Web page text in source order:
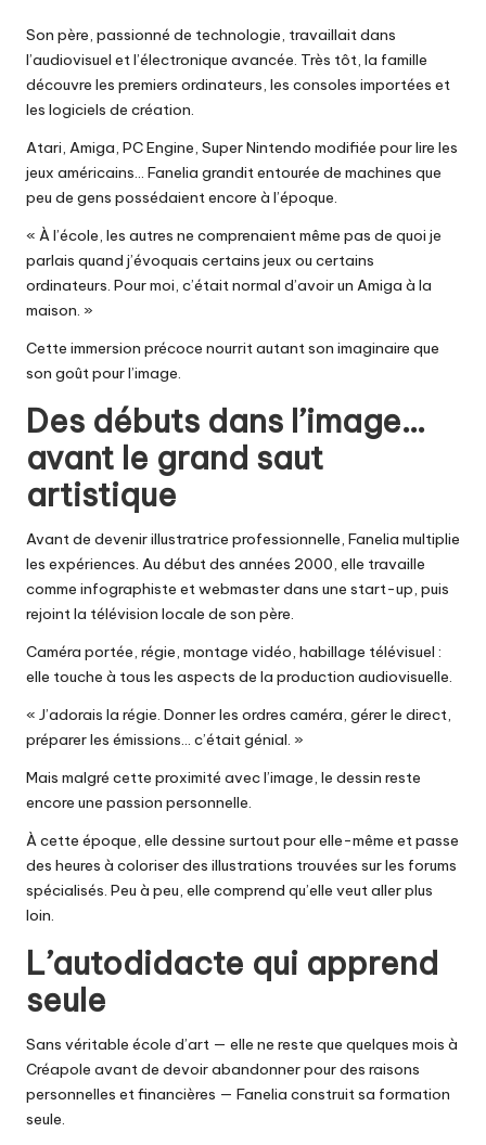
Son père, passionné de technologie, travaillait dans
l’audiovisuel et l’électronique avancée. Très tôt, la famille
découvre les premiers ordinateurs, les consoles importées et
les logiciels de création.
Atari, Amiga, PC Engine, Super Nintendo modifiée pour lire les
jeux américains… Fanelia grandit entourée de machines que
peu de gens possédaient encore à l’époque.
« À l’école, les autres ne comprenaient même pas de quoi je
parlais quand j’évoquais certains jeux ou certains
ordinateurs. Pour moi, c’était normal d’avoir un Amiga à la
maison. »
Cette immersion précoce nourrit autant son imaginaire que
son goût pour l’image.
Des débuts dans l’image…
avant le grand saut
artistique
Avant de devenir illustratrice professionnelle, Fanelia multiplie
les expériences. Au début des années 2000, elle travaille
comme infographiste et webmaster dans une start-up, puis
rejoint la télévision locale de son père.
Caméra portée, régie, montage vidéo, habillage télévisuel :
elle touche à tous les aspects de la production audiovisuelle.
« J’adorais la régie. Donner les ordres caméra, gérer le direct,
préparer les émissions… c’était génial. »
Mais malgré cette proximité avec l’image, le dessin reste
encore une passion personnelle.
À cette époque, elle dessine surtout pour elle-même et passe
des heures à coloriser des illustrations trouvées sur les forums
spécialisés. Peu à peu, elle comprend qu’elle veut aller plus
loin.
L’autodidacte qui apprend
seule
Sans véritable école d’art — elle ne reste que quelques mois à
Créapole avant de devoir abandonner pour des raisons
personnelles et financières — Fanelia construit sa formation
seule.